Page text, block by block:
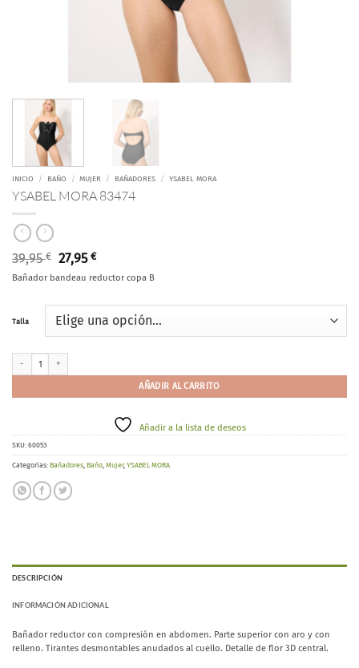
INICIO / BAÑO / MUJER / BAÑADORES / YSABEL MORA
YSABEL MORA 83474
39,95€ El
precio
original
39,95 €.
27,95€El
precio
actual
27,95 €.
Bañador bandeau reductor copa B
Talla
AÑADIR AL CARRITO
Añadir a la lista de deseos
SKU: 60053
Categorías: Bañadores Baño Mujer, YSABEL MORA
DESCRIPCIÓN
INFORMACIÓN ADICIONAL
Bañador reductor con compresión en abdomen. Parte superior con aro y con
relleno. Tirantes desmontables anudados al cuello. Detalle de flor 3D central.